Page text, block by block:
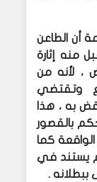
أن الطاعن
منه إثارة
، لأنه من
وتقتضي
به ، هذا
بالقصور
كما
يستند في
ببطلانه .